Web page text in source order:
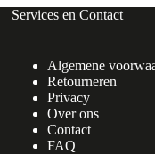
Services en Contact
Algemene
Retourneren
Privacy
Over ons
Contact
FAQ